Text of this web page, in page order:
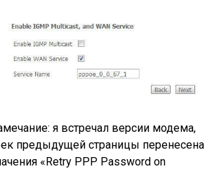
я встречал версии модема,
предыдущей страницы перенесена
«Retry PPP Password on